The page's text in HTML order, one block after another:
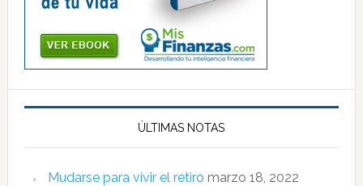
ÚLTIMAS NOTAS
Mudarse para vivir el retiro marzo 18, 2022